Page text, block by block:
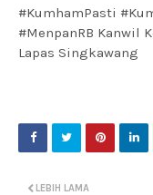
#KumhamPasti
#MenpanRB Kanwil
Lapas Singkawang
LEBIH LAMA